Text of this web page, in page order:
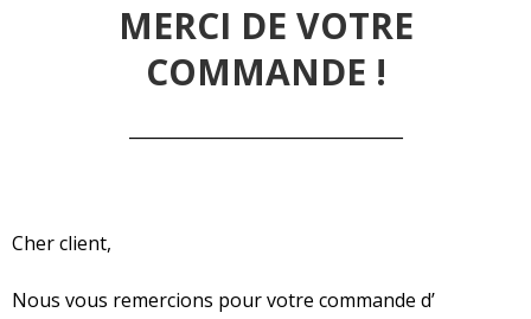
MERCI DE VOTRE
COMMANDE !
Cher client,
Nous vous remercions pour votre commande d’